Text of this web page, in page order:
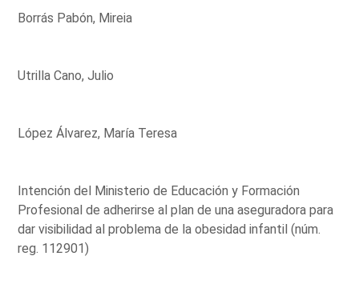
Borrás Pabón, Mireia
Utrilla Cano, Julio
López Álvarez, María Teresa
Intención del Ministerio de Educación y Formación
Profesional de adherirse al plan de una aseguradora para
dar visibilidad al problema de la obesidad infantil (núm.
reg. 112901)